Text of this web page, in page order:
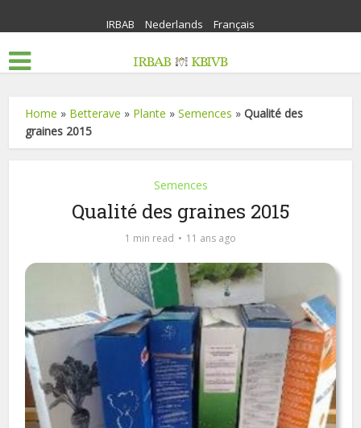
IRBAB Nederlands Français
Home » Betterave » Plante »Semences »Qualité des
graines 2015
Semences
Qualité des graines 2015
1 min read 11 ans ago